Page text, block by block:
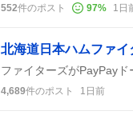
552件のポスト 97% 1日
4,689件のポスト 1日前